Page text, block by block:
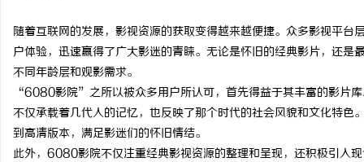
随着互联网的发展，影视资源的获取变得越来越便捷。众多影视平
户体验，迅速赢得了广大影迷的青睐。无论是怀旧的经典影片，还
不同年龄层和观影需求。
“6080影院”之所以被众多用户所认可，首先得益于其丰富的影片
不仅承载着几代人的记忆，也反映了那个时代的社会风貌和文化特
到高清版本，满足影迷们的怀旧情结。
此外，6080影院不仅注重经典影视资源的整理和呈现，还积极引入